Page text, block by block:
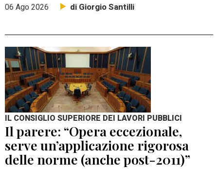
06 Ago 2026 di Giorgio Santilli
IL CONSIGLIO SUPERIORE DEI LAVORI PUBBLICI
Il parere: “Opera eccezionale,
serve un’applicazione rigorosa
delle norme (anche post-2011)”